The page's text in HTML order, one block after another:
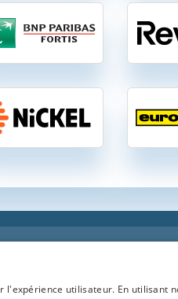
des comptes bancaires gratuits et
utilisateur. En utilisant